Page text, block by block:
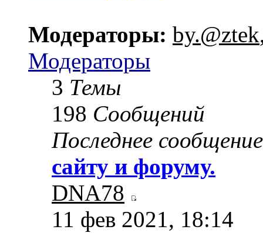
Модераторы: by.@ztek
Модераторы
3 Темы
198 Сообщений
Последнее сообщение
сайту и форуму.
DNA78
11 фев 2021, 18:14